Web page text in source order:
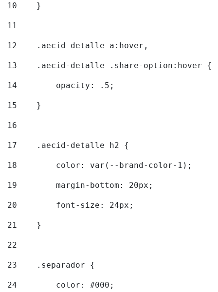
10
    }
11
12
    .aecid-detalle a:hover,
13
    .aecid-detalle .share-option:hover {
14
        opacity: .5;
15
    }
16
17
    .aecid-detalle h2 {
18
        color: var(--brand-color-1);
19
        margin-bottom: 20px;
20
        font-size: 24px;
21
    }
22
23
    .separador {
24
        color: #000;